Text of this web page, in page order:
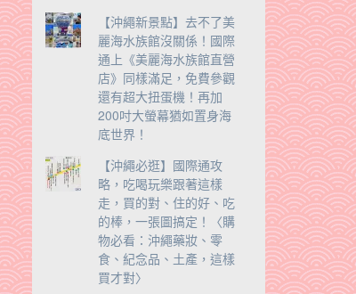
【沖繩新景點】去不了美
麗海水族館沒關係！國際
通上《美麗海水族館直營
店》同樣滿足，免費參觀
還有超大扭蛋機！再加
200吋大螢幕猶如置身海
底世界！
【沖繩必逛】國際通攻
略，吃喝玩樂跟著這樣
走，買的對、住的好、吃
的棒，一張圖搞定！〈購
物必看：沖繩藥妝、零
食、紀念品、土產，這樣
買才對〉